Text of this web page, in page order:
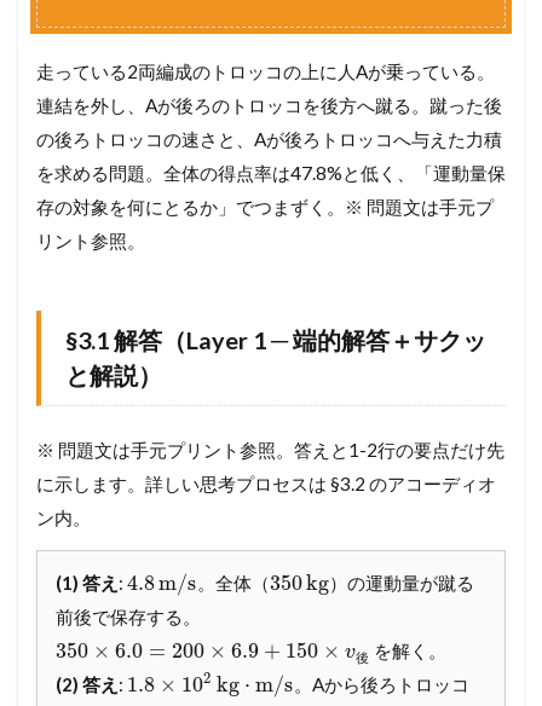
保
（
p
使
用
）
4.1
§
3
答
（
L
a
e
1
解
答
サ
ク
走っている2両編成のトロッコの上に人Aが乗っている。
連結を外し、Aが後ろのトロッコを後方へ蹴る。蹴った後
の後ろトロッコの速さと、Aが後ろトロッコへ与えた力積
を求める問題。全体の得点率は47.8%と低く、「運動量保
存の対象を何にとるか」でつまずく。※ 問題文は手元プ
リント参照。
§3.1 解答（Layer 1 ─ 端的解答＋サクッ
と解説）
※ 問題文は手元プリント参照。答えと1-2行の要点だけ先
に示します。詳しい思考プロセスは §3.2 のアコーディオ
ン内。
(1) 答え :4.8m/s。全体（350kg）の運動量が蹴る
前後で保存する。
350 × 6.0 = 200 × 6.9 + 150 × v後 を解く。
(2) 答え : 1.8 × 102 kg ⋅ m/s。Aから後ろトロッコ